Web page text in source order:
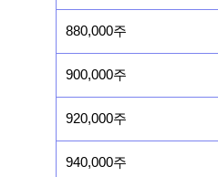
880,000주
900,000주
920,000주
940,000주